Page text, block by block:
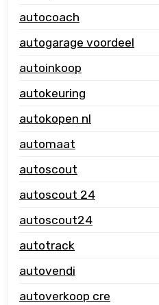
autocoach
autogarage voordeel
autoinkoop
autokeuring
autokopen nl
automaat
autoscout
autoscout 24
autoscout24
autotrack
autovendi
autoverkoop cre